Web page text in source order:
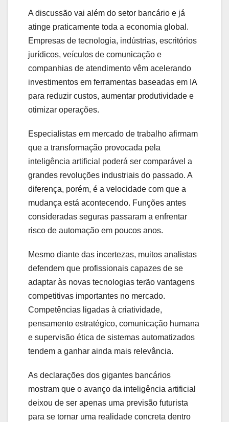
A discussão vai além do setor bancário e já
atinge praticamente toda a economia global.
Empresas de tecnologia, indústrias, escritórios
jurídicos, veículos de comunicação e
companhias de atendimento vêm acelerando
investimentos em ferramentas baseadas em IA
para reduzir custos, aumentar produtividade e
otimizar operações.
Especialistas em mercado de trabalho afirmam
que a transformação provocada pela
inteligência artificial poderá ser comparável a
grandes revoluções industriais do passado. A
diferença, porém, é a velocidade com que a
mudança está acontecendo. Funções antes
consideradas seguras passaram a enfrentar
risco de automação em poucos anos.
Mesmo diante das incertezas, muitos analistas
defendem que profissionais capazes de se
adaptar às novas tecnologias terão vantagens
competitivas importantes no mercado.
Competências ligadas à criatividade,
pensamento estratégico, comunicação humana
e supervisão ética de sistemas automatizados
tendem a ganhar ainda mais relevância.
As declarações dos gigantes bancários
mostram que o avanço da inteligência artificial
deixou de ser apenas uma previsão futurista
para se tornar uma realidade concreta dentro